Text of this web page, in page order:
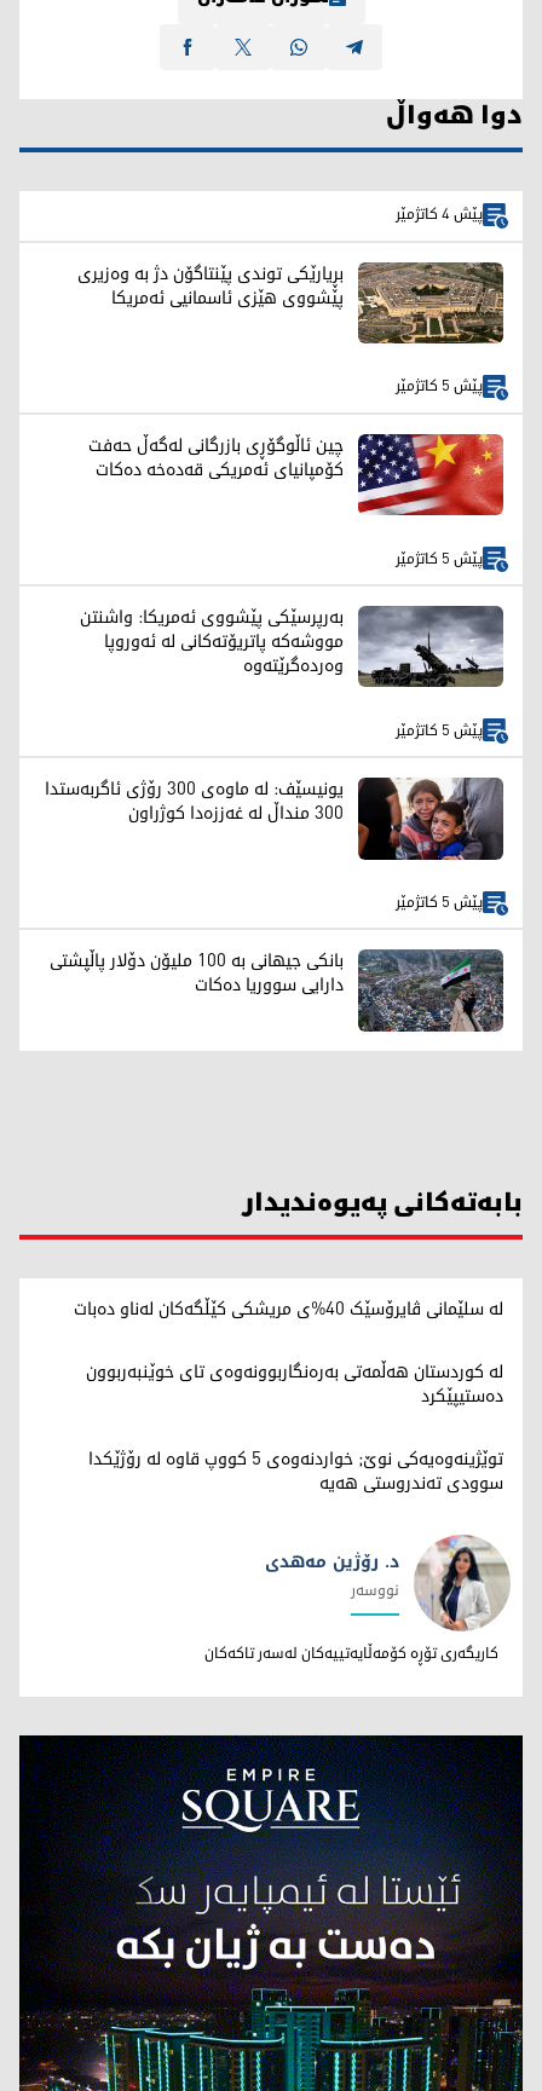
دوا هەواڵ
پێش 4 کاتژمێر
بڕیارێکی توندی پێنتاگۆن دژ بە وەزیری
پێشووی هێزی ئاسمانیی ئەمریکا
پێش 5 کاتژمێر
چین ئاڵوگۆڕی بازرگانی لەگەڵ حەفت
کۆمپانیای ئەمریکی قەدەخە دەکات
پێش 5 کاتژمێر
بەرپرسێکی پێشووی ئەمریکا: واشنتن
مووشەکە پاتریۆتەکانی لە ئەوروپا
وەردەگرێتەوە
پێش 5 کاتژمێر
یونیسێف: لە ماوەی 300 رۆژی ئاگربەستدا
300 منداڵ لە غەززەدا کوژراون
پێش 5 کاتژمێر
بانکی جیهانی بە 100 ملیۆن دۆلار پاڵپشتی
دارایی سووریا دەکات
بابەتەکانی پەیوەندیدار
لە سلێمانی ڤایرۆسێک 40%ی مریشکی کێڵگەکان لەناو دەبات
لە کوردستان هەڵمەتی بەرەنگاربوونەوەی تای خوێنبەربوون
دەستیپێکرد
توێژینەوەیەکی نوێ; خواردنەوەی 5 کووپ قاوە لە رۆژێکدا
سوودی تەندروستی هەیە
د. رۆژین مەهدی
د. رۆژین مەهدی
نووسەر
کاریگەری تۆڕە کۆمەڵایەتییەکان لەسەر تاکەکان